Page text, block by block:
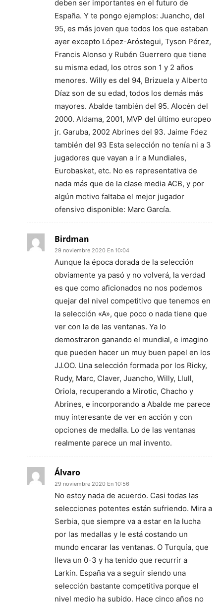
deben ser importantes en el futuro de
España. Y te pongo ejemplos: Juancho, del
95, es más joven que todos los que estaban
ayer excepto López-Aróstegui, Tyson Pérez,
Francis Alonso y Rubén Guerrero que tiene
su misma edad, los otros son 1 y 2 años
menores. Willy es del 94, Brizuela y Alberto
Díaz son de su edad, todos los demás más
mayores. Abalde también del 95. Alocén del
2000. Aldama, 2001, MVP del último europeo
jr. Garuba, 2002 Abrines del 93. Jaime Fdez
también del 93 Esta selección no tenía ni a 3
jugadores que vayan a ir a Mundiales,
Eurobasket, etc. No es representativa de
nada más que de la clase media ACB, y por
algún motivo faltaba el mejor jugador
ofensivo disponible: Marc García.
Birdman
29 noviembre 2020 En 10:04
Aunque la época dorada de la selección
obviamente ya pasó y no volverá, la verdad
es que como aficionados no nos podemos
quejar del nivel competitivo que tenemos en
la selección «A», que poco o nada tiene que
ver con la de las ventanas. Ya lo
demostraron ganando el mundial, e imagino
que pueden hacer un muy buen papel en los
JJ.OO. Una selección formada por los Ricky,
Rudy, Marc, Claver, Juancho, Willy, Llull,
Oriola, recuperando a Mirotic, Chacho y
Abrines, e incorporando a Abalde me parece
muy interesante de ver en acción y con
opciones de medalla. Lo de las ventanas
realmente parece un mal invento.
Álvaro
29 noviembre 2020 En 10:56
No estoy nada de acuerdo. Casi todas las
selecciones potentes están sufriendo. Mira a
Serbia, que siempre va a estar en la lucha
por las medallas y le está costando un
mundo encarar las ventanas. O Turquía, que
lleva un 0-3 y ha tenido que recurrir a
Larkin. España va a seguir siendo una
selección bastante competitiva porque el
nivel medio ha subido. Hace cinco años no